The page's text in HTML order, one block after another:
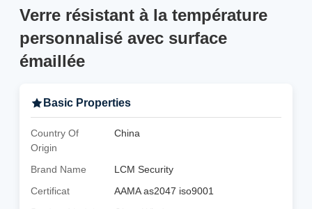
Verre résistant à la température
personnalisé avec surface
émaillée
Basic Properties
Country Of
Origin
China
Brand Name
LCM Security
Certificat
AAMA as2047 iso9001